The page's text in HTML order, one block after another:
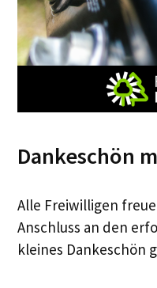
Dankeschön
Alle Freiwilligen
Anschluss an den
kleines Dankeschön